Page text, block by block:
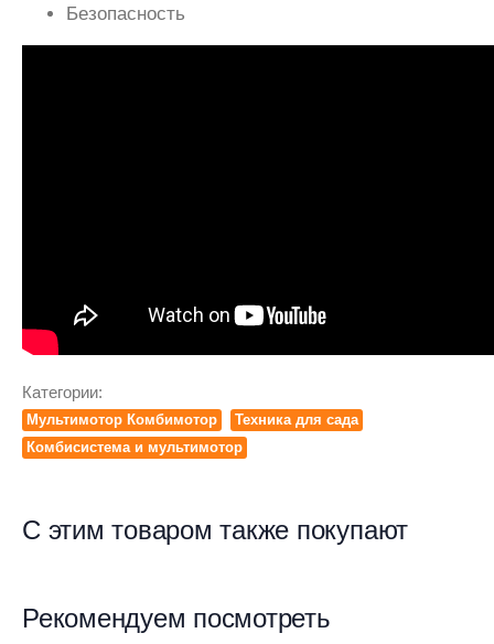
Безопасность
Категории:
Мультимотор Комбимотор
Техника для сада
Комбисистема и мультимотор
С этим товаром также покупают
Рекомендуем посмотреть